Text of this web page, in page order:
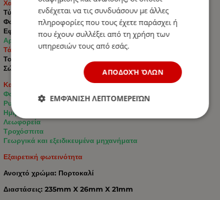
Χαρακτηριστικά:
Τύπος: LED
Φως: Κίτρινο / Πορτοκαλί
Εφέ: NEON
Αριθμός διόδων: 16 LED
Τάση: 12V-24V
Τοποθέτηση: Επιφανειακή
Σώμα: Λεπτός σχεδιασμός
Κατάλληλο για:
Φορτηγά
Ρυμουλκούμενα
Ημιρυμουλκούμενα
Λεωφορεία
Τροχόσπιτα
Γεωργικά και εξειδικευμένα μηχανήματα
Εξαιρετική φωτεινότητα
Ανοιχτό χρώμα: Πορτοκαλί
Διαστάσεις: 235mm X 26mm X 21mm
ενδέχεται να τις συνδυάσουν με άλλες
πληροφορίες που τους έχετε παράσχει ή
που έχουν συλλέξει από τη χρήση των
υπηρεσιών τους από εσάς.
ΑΠΟΔΟΧΉ ΌΛΩΝ
ΕΜΦΆΝΙΣΗ ΛΕΠΤΟΜΕΡΕΙΏΝ